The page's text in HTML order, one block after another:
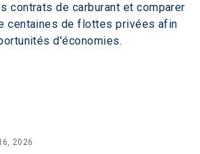
contrats de carburant et comparer
centaines de flottes privées afin
d'économies.
2026